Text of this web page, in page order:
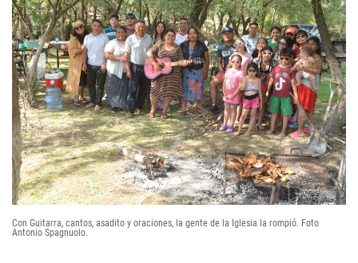
Con Guitarra, cantos, asadito y oraciones, la gente de la Iglesia la rompió. Foto
Antonio Spagnuolo.